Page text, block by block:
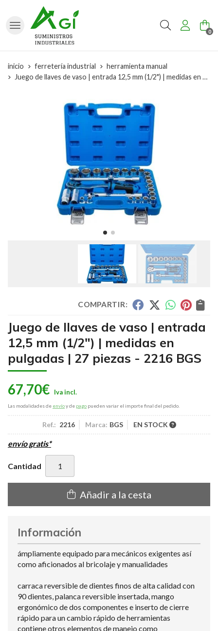
Buscar 0
inicio ferretería industrial
herramienta manual
Juego de llaves de vaso | entrada 12,5 mm (1/2") | medidas en pulgadas | 27 piezas - 2216 BGS
COMPARTIR:
Juego de llaves de vaso | entrada
12,5 mm (1/2") | medidas en
pulgadas | 27 piezas - 2216 BGS
67,70€
Las modalidades de envíoy de pago pueden variar el importe final del pedido.
Ref.: 2216 Marca: BGS EN STOCK
envío gratis*
Cantidad
Añadir a la cesta
Información
ámpliamente equipado para mecánicos exigentes así
como aficionados al bricolaje y manualidades
carraca reversible de dientes finos de alta calidad con
90 dientes, palanca reversible insertada, mango
ergonómico de dos componentes e inserto de cierre
rápido para un cambio rápido de herramientas
contiene otros elementos de manejo como